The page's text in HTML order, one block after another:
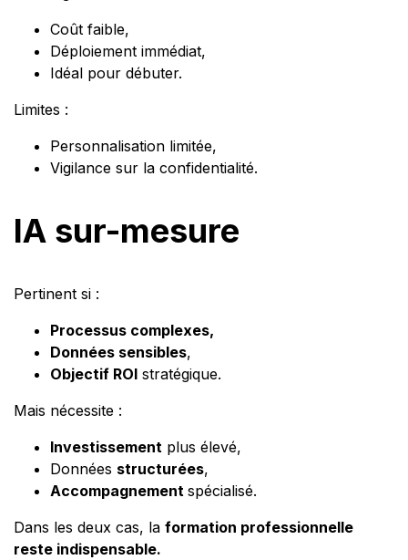
Coût faible,
Déploiement immédiat,
Idéal pour débuter.
Limites :
Personnalisation limitée,
Vigilance sur la confidentialité.
IA sur-mesure
Pertinent si :
Processus complexes,
Données sensibles,
Objectif ROI stratégique.
Mais nécessite :
Investissement plus élevé,
Données structurées,
Accompagnement spécialisé.
Dans les deux cas, la formation professionnelle
reste indispensable.